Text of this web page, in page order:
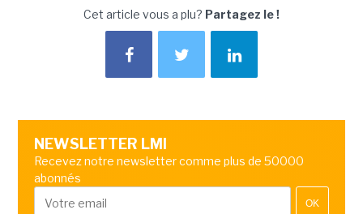
Cet article vous a plu? Partagez le !
NEWSLETTER LMI
Recevez notre newsletter comme plus de 50000
abonnés
OK